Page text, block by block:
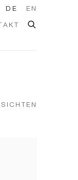
DE EN